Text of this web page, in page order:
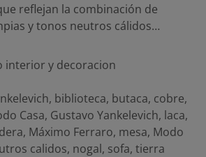
reflejan la combinación de
y tonos neutros cálidos…
interior y decoracion
, biblioteca, butaca, cobre,
Casa, Gustavo Yankelevich, laca,
, Máximo Ferraro, mesa, Modo
calidos, nogal, sofa, tierra